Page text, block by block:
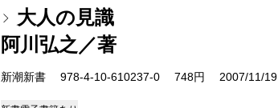
大人の見識
阿川弘之／著
新潮新書 978-4-10-610237-0 748円 2007/11/19